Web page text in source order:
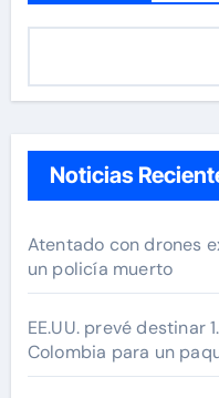
Noticias
Atentado con drones
un policía muerto
EE.UU. prevé destinar
Colombia para un